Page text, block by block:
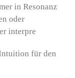
in Resonanz
oder
interpre
für den